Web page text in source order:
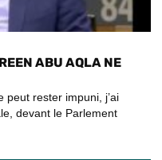
ABU AQLA NE
peut rester impuni, j’ai
devant le Parlement